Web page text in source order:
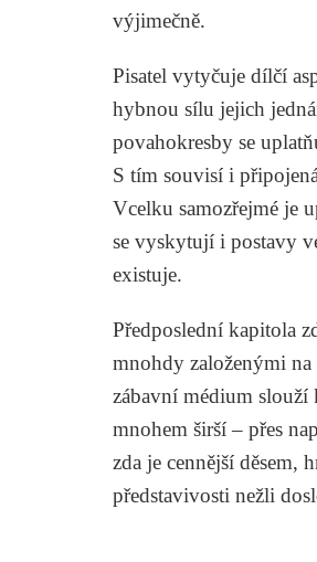
výjimečně.
Pisatel vytyčuje dílčí
hybnou sílu jejich
povahokresby se
S tím souvisí i
Vcelku samozřejmé je
se vyskytují i postavy
existuje.
Předposlední kapitola
mnohdy založenými na
zábavní médium
mnohem širší – přes
zda je cennější děsem,
představivosti nežli